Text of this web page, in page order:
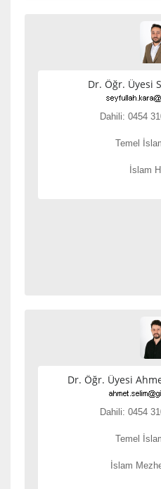
Dr. Öğr. Üyesi
Dahili: 0454
Temel
İslam
Dr. Öğr. Üyesi
Dahili: 0454
Temel
İslam